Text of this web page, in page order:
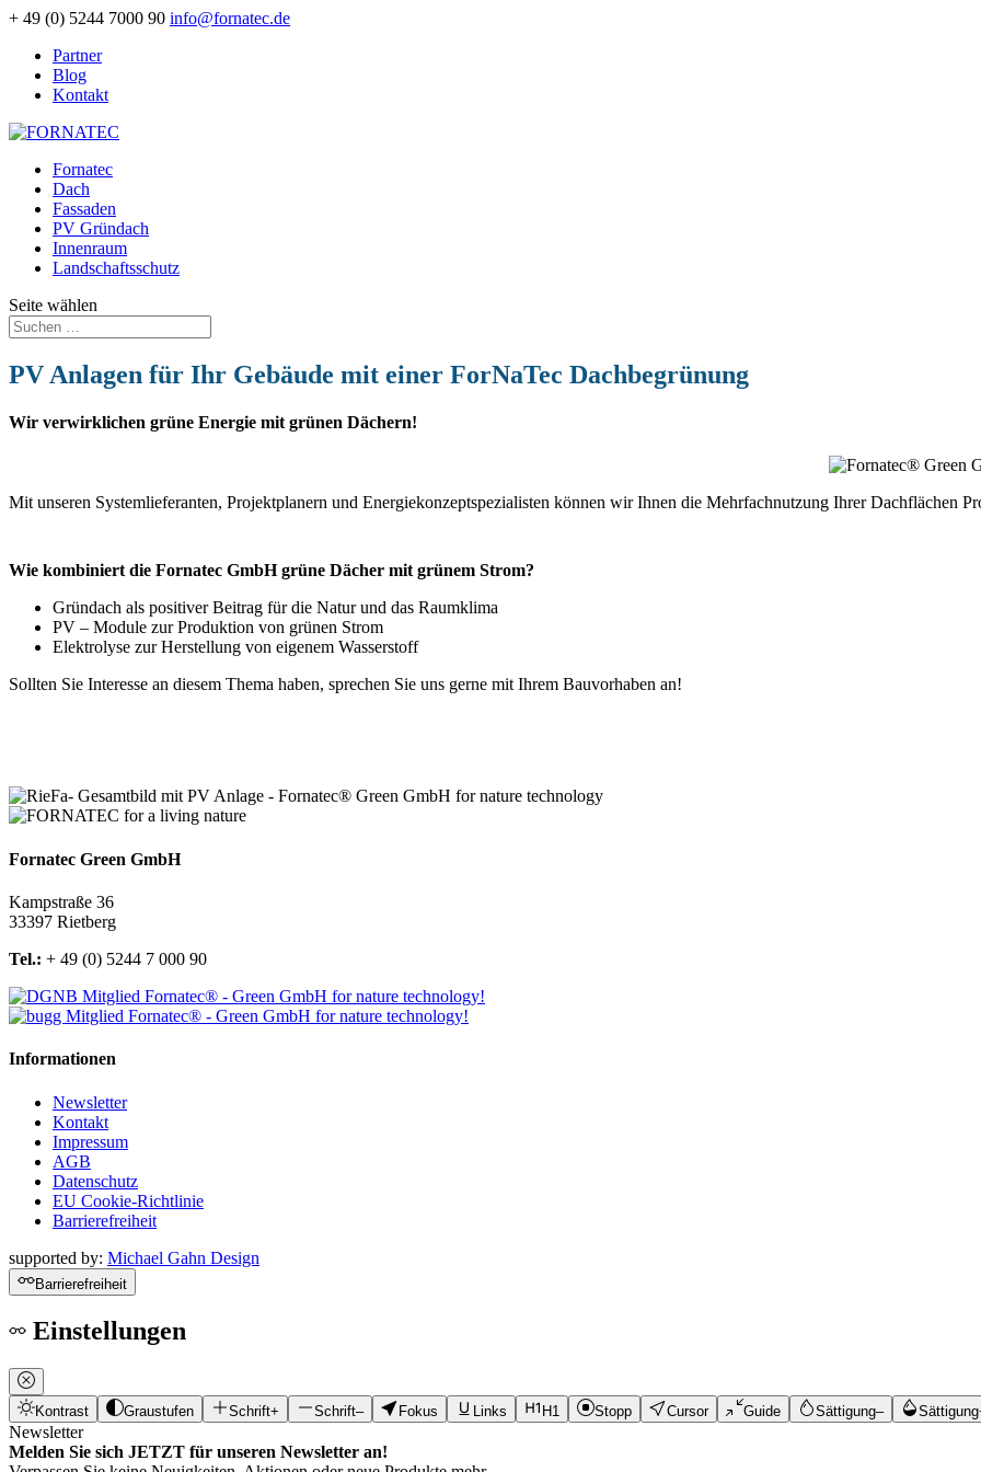
+ 49 (0) 5244 7000 90 info@fornatec.de
Partner
Blog
Kontakt
Fornatec
Dach
Fassaden
PV Gründach
Innenraum
Landschaftsschutz
Seite wählen
PV Anlagen für Ihr Gebäude mit einer ForNaTec Dachbegrünung
Wir verwirklichen grüne Energie mit grünen Dächern!
Mit unseren Systemlieferanten, Projektplanern und Energiekonzeptspezialisten können wir Ihnen die Mehrfachnutzung Ihrer Dachflächen
Wie kombiniert die Fornatec GmbH grüne Dächer mit grünem Strom?
Gründach als positiver Beitrag für die Natur und das Raumklima
PV – Module zur Produktion von grünen Strom
Elektrolyse zur Herstellung von eigenem Wasserstoff
Sollten Sie Interesse an diesem Thema haben, sprechen Sie uns gerne mit Ihrem Bauvorhaben an!
Fornatec Green GmbH
Kampstraße 36
33397 Rietberg
Tel.: + 49 (0) 5244 7 000 90
Informationen
Newsletter
Kontakt
Impressum
AGB
Datenschutz
EU Cookie-Richtlinie
Barrierefreiheit
supported by: Michael Gahn Design
Barrierefreiheit
Einstellungen
Kontrast Graustufen Schrift+ Schrift– Fokus Links H1 Stopp Cursor Guide Sättigung–
Newsletter
Melden Sie sich JETZT für unseren Newsletter an!